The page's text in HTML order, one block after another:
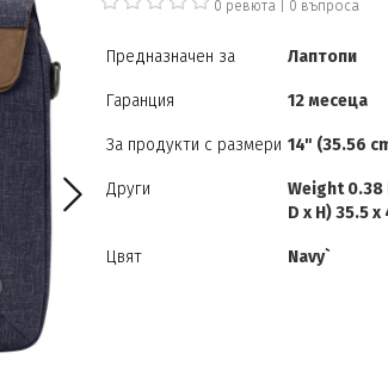
0 ревюта 0 въпроса
Предназначен за Лаптопи
Гаранция 12 месеца
За продукти с размери 14" (35.56
Други
Weight 0.38
D x H) 35.5 x
Цвят Navy`